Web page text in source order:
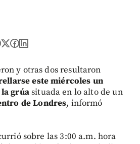
y otras dos resultaron
este miércoles un
grúasituada en lo alto de un
de Londres, informó
sobre las 3:00 a.m. hora